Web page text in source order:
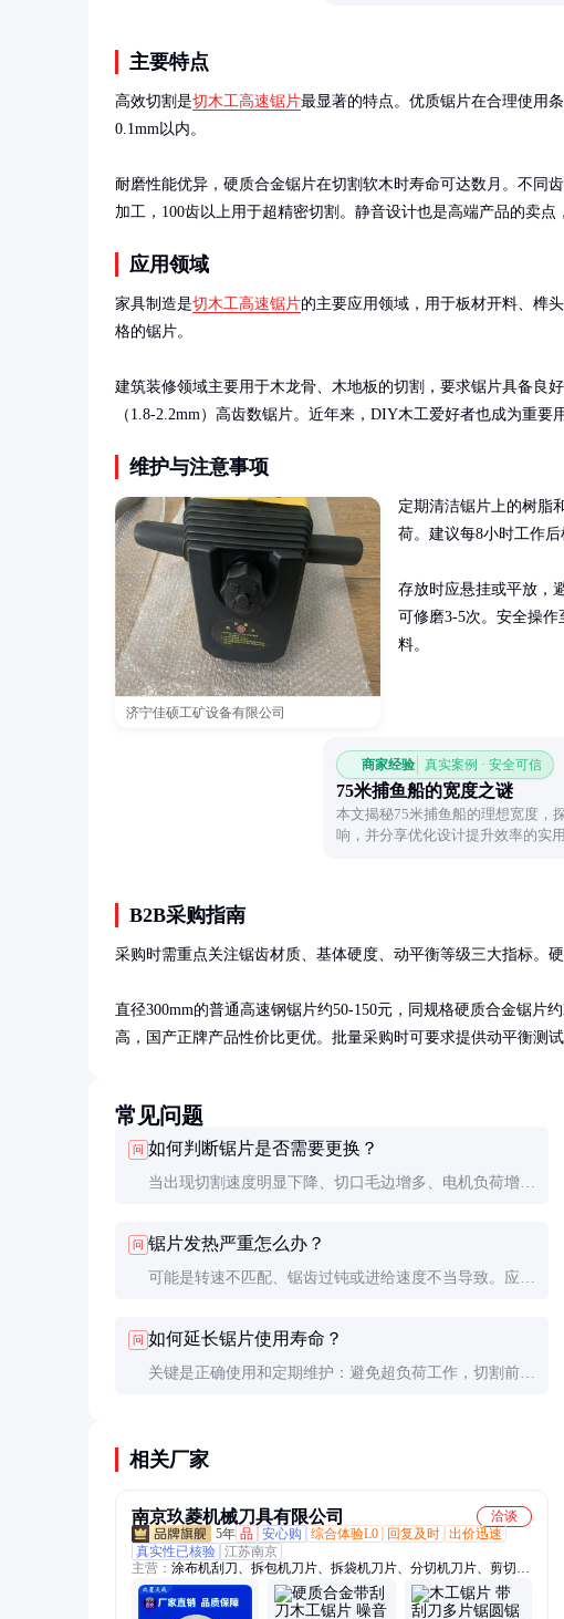
主要特点
高效切割是切木工高速锯片最显著的特点。优质锯片在合理使用
0.1mm以内。
耐磨性能优异，硬质合金锯片在切割软木时寿命可达数月。不同
加工，100齿以上用于超精密切割。静音设计也是高端产品的卖点
应用领域
家具制造是切木工高速锯片的主要应用领域，用于板材开料、榫
格的锯片。
建筑装修领域主要用于木龙骨、木地板的切割，要求锯片具备良
（1.8-2.2mm）高齿数锯片。近年来，DIY木工爱好者也成为重要
维护与注意事项
济宁佳硕工矿设备有限公司
定期清洁锯片上的树脂
荷。建议每8小时工作后
存放时应悬挂或平放，
可修磨3-5次。安全操
料。
商家经验 真实案例 · 安全可信
75米捕鱼船的宽度之谜
本文揭秘75米捕鱼船的理想宽度，
响，并分享优化设计提升效率的实用
B2B采购指南
采购时需重点关注锯齿材质、基体硬度、动平衡等级三大指标。
直径300mm的普通高速钢锯片约50-150元，同规格硬质合金锯片
高，国产正牌产品性价比更优。批量采购时可要求提供动平衡测试
常见问题
问 如何判断锯片是否需要更换？
当出现切割速度明显下降、切口毛边增多、电机负荷增大
若发现刃口圆钝超过0.2mm就需要修磨或更换。
问 锯片发热严重怎么办？
可能是转速不匹配、锯齿过钝或进给速度不当导致。应检
确保锯齿锋利度和冷却系统正常工作。
问 如何延长锯片使用寿命？
关键是正确使用和定期维护：避免超负荷工作，切割前清
相关厂家
南京玖菱机械刀具有限公司
洽谈
5年 品 安心购 综合体验L0 回复及时 出价迅速
真实性已核验 江苏南京
主营： 涂布机刮刀、拆包机刀片、拆袋机刀片、分切机刀片、剪切机
刀片、横切机刀片、旋切机刀片、异形切刀、撕碎机刀片、吨袋破包
刀、剪板机刀片、制袋机刀片、粉碎机刀片、印刷机刀片、折弯机模